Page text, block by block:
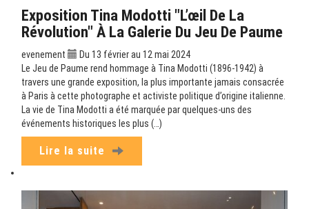
Exposition Tina Modotti "L’œil De La
Révolution" À La Galerie Du Jeu De Paume
evenement
Du 13 février au 12 mai 2024
Le Jeu de Paume rend hommage à Tina Modotti (1896-1942) à
travers une grande exposition, la plus importante jamais consacrée
à Paris à cette photographe et activiste politique d’origine italienne.
La vie de Tina Modotti a été marquée par quelques-uns des
événements historiques les plus (…)
Lire la suite